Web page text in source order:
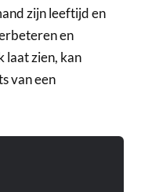
zijn leeftijd en
en
laat zien, kan
van een